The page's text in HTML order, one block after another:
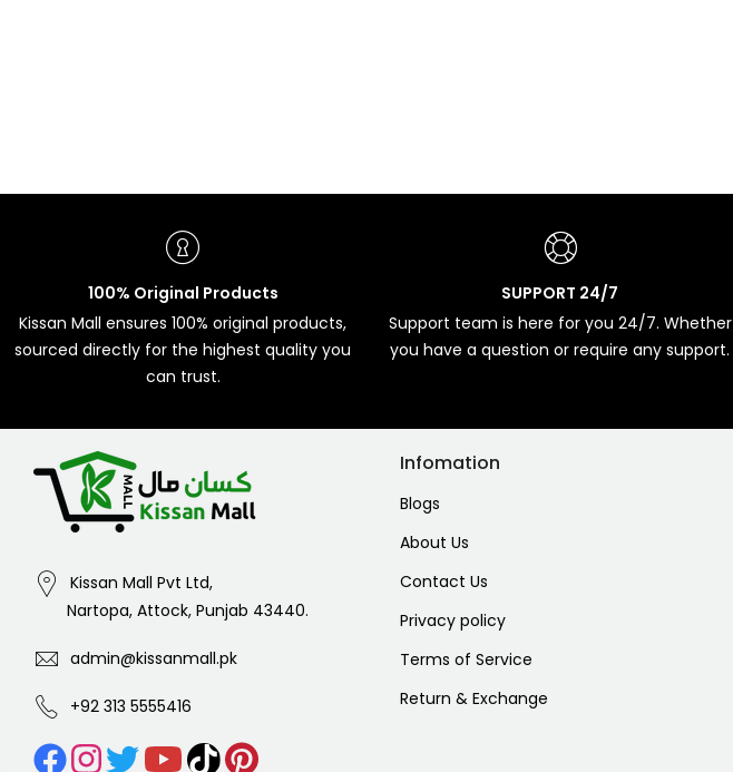
100% Original Products
Kissan Mall ensures 100% original products,
sourced directly for the highest quality you
can trust.
SUPPORT 24/7
Support team is here for you 24/7. Whether
you have a question or require any support.
Kissan Mall Pvt Ltd,
Nartopa, Attock, Punjab 43440.
admin@kissanmall.pk
+92 313 5555416
Infomation
Blogs
About Us
Contact Us
Privacy policy
Terms of Service
Return & Exchange